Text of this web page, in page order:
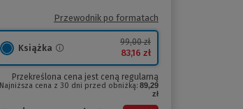
Przewodnik po formatach
Książka
99,00 zł
83,16 zł
Przekreślona cena jest ceną regularną
Najniższa cena z 30 dni przed obniżką: 89,29
zł